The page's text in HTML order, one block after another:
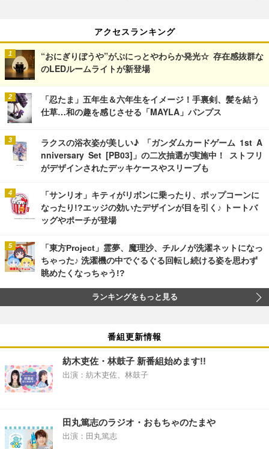
アクセスランキング
“おにぎりぼうや”がぷにっとやわらか発光☆ 存在感抜群な
のLEDルームライトが新登場
「忍たま」五年生＆六年生をイメージ！手裏剣、髪を結う
仕草…和の趣を感じさせる「MAYLA」パンプス
ラクスの浴衣姿が美しい♪ 「ガンダムカードゲーム 1st A
nniversary Set [PB03]」の二次抽選が実施中！ ストフリ
がデザインされたデッキケースやスリーブも
「サンリオ」キティがリボンに乗ったり、ポップコーンに
なったり!?エッジの効いたデザインが目を引く♪ トートバ
ッグやポーチが登場
「東方Project」霊夢、魔理沙、チルノが洗濯ネットになっ
ちゃった♪ 洗濯機の中でぐるぐる回転し続ける姿を思わず
眺めたくなっちゃう!?
ランキングをもっと見る
番組更新情報
紡木吏佐・林鼓子 新番組始めます!!
出演：紡木吏佐、林鼓子
田丸篤志のラジオ・おもちゃのたまや
出演：田丸篤志